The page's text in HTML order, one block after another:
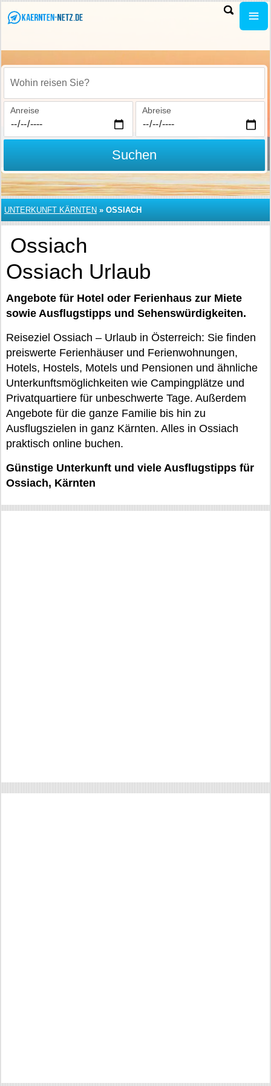
Wohin reisen Sie?
Anreise Abreise
Suchen
UNTERKUNFT KÄRNTEN » OSSIACH
Ossiach
Ossiach Urlaub
Angebote für Hotel oder Ferienhaus zur Miete
sowie Ausflugstipps und Sehenswürdigkeiten.
Reiseziel Ossiach – Urlaub in Österreich: Sie finden
preiswerte Ferienhäuser und Ferienwohnungen,
Hotels, Hostels, Motels und Pensionen und ähnliche
Unterkunftsmöglichkeiten wie Campingplätze und
Privatquartiere für unbeschwerte Tage. Außerdem
Angebote für die ganze Familie bis hin zu
Ausflugszielen in ganz Kärnten. Alles in Ossiach
praktisch online buchen.
Günstige Unterkunft und viele Ausflugstipps für
Ossiach, Kärnten